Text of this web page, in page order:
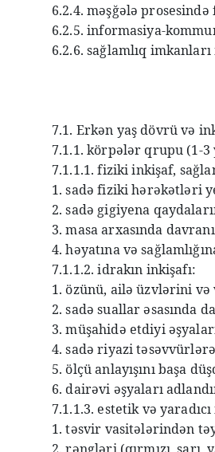
6.2.4. məşğələ
6.2.5. informasiya-
6.2.6. sağlamlıq
7.1. Erkən yaş dövrü və
7.1.1. körpələr qrupu (1-
7.1.1.1. fiziki inkişaf,
1. sadə fiziki hərəkətləri
2. sadə gigiyena
3. masa arxasında
4. həyatına və
7.1.1.2. idrakın inkişafı:
1. özünü, ailə üzvlərini və
2. sadə suallar əsasında
3. müşahidə etdiyi
4. sadə riyazi
5. ölçü anlayışını başa
6. dairəvi əşyaları
7.1.1.3. estetik və
1. təsvir vasitələrindən